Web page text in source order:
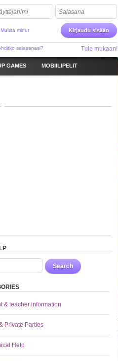
Salasana
Kirjaudu sisään
Muista minut
salasanasi? Tule mukaan!
GAMES MOBIILIPELIT
Search
& teacher information
Private Parties
Help